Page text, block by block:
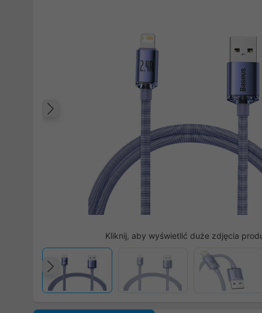
Kliknij, aby wyświetlić duże zdjęcia
Poprzedni